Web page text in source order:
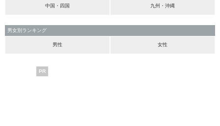
中国・四国 九州・沖縄
男女別ランキング
男性 女性
PR